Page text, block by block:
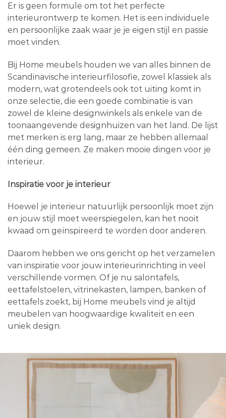
Er is geen formule om tot het perfecte
interieurontwerp te komen. Het is een individuele
en persoonlijke zaak waar je je eigen stijl en passie
moet vinden.
Bij Home meubels houden we van alles binnen de
Scandinavische interieurfilosofie, zowel klassiek als
modern, wat grotendeels ook tot uiting komt in
onze selectie, die een goede combinatie is van
zowel de kleine designwinkels als enkele van de
toonaangevende designhuizen van het land. De lijst
met merken is erg lang, maar ze hebben allemaal
één ding gemeen. Ze maken mooie dingen voor je
interieur.
Inspiratie voor je interieur
Hoewel je interieur natuurlijk persoonlijk moet zijn
en jouw stijl moet weerspiegelen, kan het nooit
kwaad om geïnspireerd te worden door anderen.
Daarom hebben we ons gericht op het verzamelen
van inspiratie voor jouw interieurinrichting in veel
verschillende vormen. Of je nu salontafels,
eettafelstoelen, vitrinekasten, lampen, banken of
eettafels zoekt, bij Home meubels vind je altijd
meubelen van hoogwaardige kwaliteit en een
uniek design.